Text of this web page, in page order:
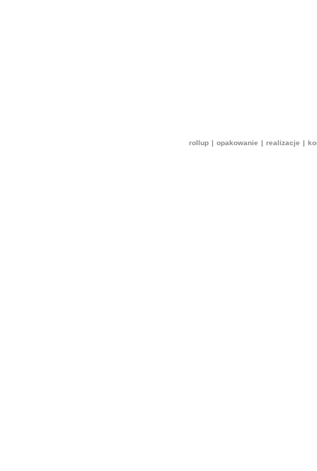
rollup | opakowanie | realizacje |